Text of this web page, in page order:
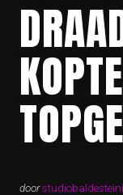
door